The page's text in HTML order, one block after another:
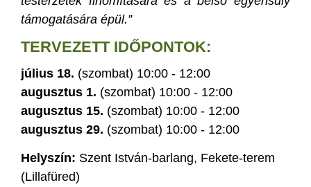
támogatására épül.”
TERVEZETT IDŐPONTOK:
július 18. (szombat) 10:00 - 12:00
augusztus 1. (szombat) 10:00 - 12:00
augusztus 15. (szombat) 10:00 - 12:00
augusztus 29. (szombat) 10:00 - 12:00
Helyszín: Szent István-barlang, Fekete-terem
(Lillafüred)